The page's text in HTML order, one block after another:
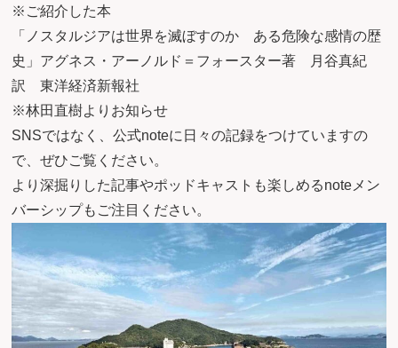
※ご紹介した本
「ノスタルジアは世界を滅ぼすのか ある危険な感情の歴
史」アグネス・アーノルド＝フォースター著 月谷真紀
訳 東洋経済新報社
※林田直樹よりお知らせ
SNSではなく、公式noteに日々の記録をつけていますの
で、ぜひご覧ください。
より深掘りした記事やポッドキャストも楽しめるnoteメン
バーシップもご注目ください。